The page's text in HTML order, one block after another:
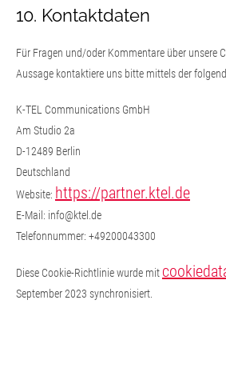
10. Kontaktdaten
Für Fragen und/oder Kommentare über unsere
Aussage kontaktiere uns bitte mittels der
K-TEL Communications GmbH
Am Studio 2a
D-12489 Berlin
Deutschland
Website: https://partner.ktel.de
E-Mail: info@ktel.de
Telefonnummer: +49200043300
Diese Cookie-Richtlinie wurde mit
September 2023 synchronisiert.